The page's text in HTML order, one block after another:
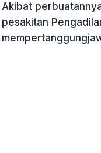
Akibat
pesakitan